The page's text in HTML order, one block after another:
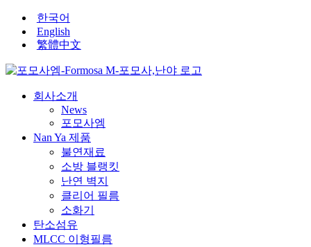
건
한국어
English
繁體中文
회사소개
News
포모사엠
Nan Ya 제품
불연재료
소방 블랭킷
난연 벽지
클리어 필름
소화기
탄소섬유
MLCC 이형필름